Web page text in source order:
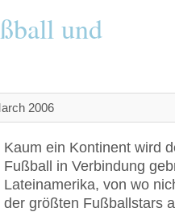
und
2006
Kaum ein Kontinent wird
Fußball in Verbindung
Lateinamerika, von wo
der größten Fußballstars